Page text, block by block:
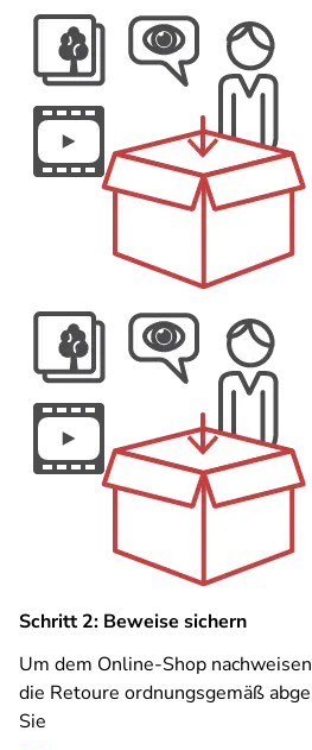
Schritt 2: Beweise sichern
Um dem Online-Shop
die Retoure ordnungsgemäß
Sie